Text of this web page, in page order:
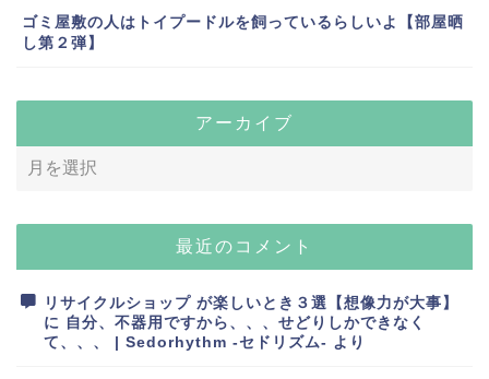
ゴミ屋敷の人はトイプードルを飼っているらしいよ【部屋晒
し第２弾】
アーカイブ
最近のコメント
リサイクルショップ が楽しいとき３選【想像力が大事】
に 自分、不器用ですから、、、せどりしかできなく
て、、、 | Sedorhythm -セドリズム- より